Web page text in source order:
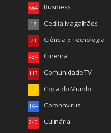
Business
664
Cecilia Magalhães
17
Ciência e Tecnologia
73
Cinema
434
Comunidade TV
113
Copa do Mundo
17
Coronavirus
164
Culinária
240